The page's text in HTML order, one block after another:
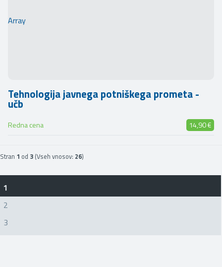
Array
Tehnologija javnega potniškega prometa -
učb
Redna cena 14,90 €
Stran 1 od 3 (Vseh vnosov: 26)
1
2
3